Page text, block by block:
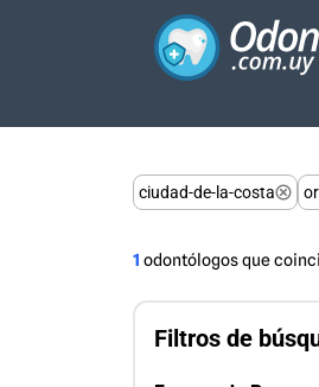
ciudad-de-la-costa
1 odontólogos que
Filtros de